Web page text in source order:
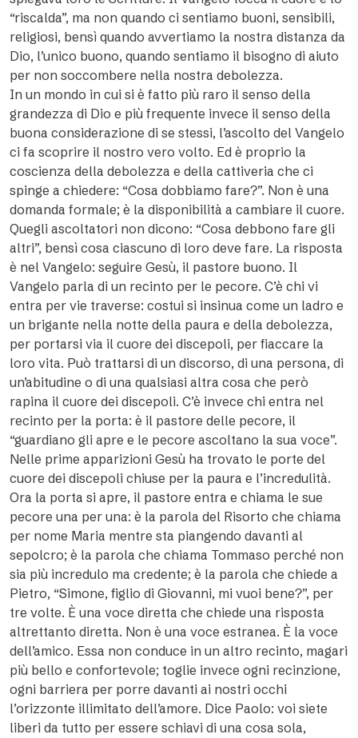
“riscalda”, ma non quando ci sentiamo buoni, sensibili,
religiosi, bensì quando avvertiamo la nostra distanza da
Dio, l’unico buono, quando sentiamo il bisogno di aiuto
per non soccombere nella nostra debolezza.
In un mondo in cui si è fatto più raro il senso della
grandezza di Dio e più frequente invece il senso della
buona considerazione di se stessi, l’ascolto del Vangelo
ci fa scoprire il nostro vero volto. Ed è proprio la
coscienza della debolezza e della cattiveria che ci
spinge a chiedere: “Cosa dobbiamo fare?”. Non è una
domanda formale; è la disponibilità a cambiare il cuore.
Quegli ascoltatori non dicono: “Cosa debbono fare gli
altri”, bensì cosa ciascuno di loro deve fare. La risposta
è nel Vangelo: seguire Gesù, il pastore buono. Il
Vangelo parla di un recinto per le pecore. C’è chi vi
entra per vie traverse: costui si insinua come un ladro e
un brigante nella notte della paura e della debolezza,
per portarsi via il cuore dei discepoli, per fiaccare la
loro vita. Può trattarsi di un discorso, di una persona, di
un’abitudine o di una qualsiasi altra cosa che però
rapina il cuore dei discepoli. C’è invece chi entra nel
recinto per la porta: è il pastore delle pecore, il
“guardiano gli apre e le pecore ascoltano la sua voce”.
Nelle prime apparizioni Gesù ha trovato le porte del
cuore dei discepoli chiuse per la paura e l’incredulità.
Ora la porta si apre, il pastore entra e chiama le sue
pecore una per una: è la parola del Risorto che chiama
per nome Maria mentre sta piangendo davanti al
sepolcro; è la parola che chiama Tommaso perché non
sia più incredulo ma credente; è la parola che chiede a
Pietro, “Simone, figlio di Giovanni, mi vuoi bene?”, per
tre volte. È una voce diretta che chiede una risposta
altrettanto diretta. Non è una voce estranea. È la voce
dell’amico. Essa non conduce in un altro recinto, magari
più bello e confortevole; toglie invece ogni recinzione,
ogni barriera per porre davanti ai nostri occhi
l’orizzonte illimitato dell’amore. Dice Paolo: voi siete
liberi da tutto per essere schiavi di una cosa sola,